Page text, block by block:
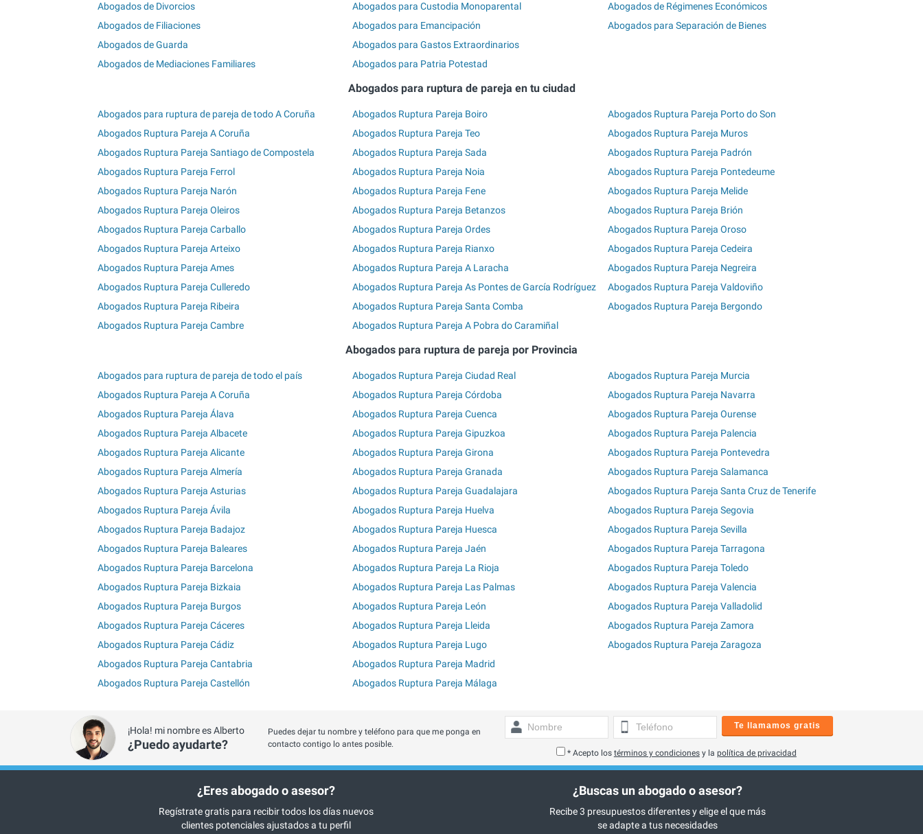
Abogados de Divorcios
Abogados de Filiaciones
Abogados de Guarda
Abogados de Mediaciones Familiares
Abogados para Custodia Monoparental
Abogados para Emancipación
Abogados para Gastos Extraordinarios
Abogados para Patria Potestad
Abogados de Régimenes Económicos
Abogados para Separación de Bienes
Abogados para ruptura de pareja en tu ciudad
Abogados para ruptura de pareja de todo A Coruña
Abogados Ruptura Pareja A Coruña
Abogados Ruptura Pareja Santiago de Compostela
Abogados Ruptura Pareja Ferrol
Abogados Ruptura Pareja Narón
Abogados Ruptura Pareja Oleiros
Abogados Ruptura Pareja Carballo
Abogados Ruptura Pareja Arteixo
Abogados Ruptura Pareja Ames
Abogados Ruptura Pareja Culleredo
Abogados Ruptura Pareja Ribeira
Abogados Ruptura Pareja Cambre
Abogados Ruptura Pareja Boiro
Abogados Ruptura Pareja Teo
Abogados Ruptura Pareja Sada
Abogados Ruptura Pareja Noia
Abogados Ruptura Pareja Fene
Abogados Ruptura Pareja Betanzos
Abogados Ruptura Pareja Ordes
Abogados Ruptura Pareja Rianxo
Abogados Ruptura Pareja A Laracha
Abogados Ruptura Pareja As Pontes de García Rodríguez
Abogados Ruptura Pareja Santa Comba
Abogados Ruptura Pareja A Pobra do Caramiñal
Abogados Ruptura Pareja Porto do Son
Abogados Ruptura Pareja Muros
Abogados Ruptura Pareja Padrón
Abogados Ruptura Pareja Pontedeume
Abogados Ruptura Pareja Melide
Abogados Ruptura Pareja Brión
Abogados Ruptura Pareja Oroso
Abogados Ruptura Pareja Cedeira
Abogados Ruptura Pareja Negreira
Abogados Ruptura Pareja Valdoviño
Abogados Ruptura Pareja Bergondo
Abogados para ruptura de pareja por Provincia
Abogados para ruptura de pareja de todo el país
Abogados Ruptura Pareja A Coruña
Abogados Ruptura Pareja Álava
Abogados Ruptura Pareja Albacete
Abogados Ruptura Pareja Alicante
Abogados Ruptura Pareja Almería
Abogados Ruptura Pareja Asturias
Abogados Ruptura Pareja Ávila
Abogados Ruptura Pareja Badajoz
Abogados Ruptura Pareja Baleares
Abogados Ruptura Pareja Barcelona
Abogados Ruptura Pareja Bizkaia
Abogados Ruptura Pareja Burgos
Abogados Ruptura Pareja Cáceres
Abogados Ruptura Pareja Cádiz
Abogados Ruptura Pareja Cantabria
Abogados Ruptura Pareja Castellón
Abogados Ruptura Pareja Ciudad Real
Abogados Ruptura Pareja Córdoba
Abogados Ruptura Pareja Cuenca
Abogados Ruptura Pareja Gipuzkoa
Abogados Ruptura Pareja Girona
Abogados Ruptura Pareja Granada
Abogados Ruptura Pareja Guadalajara
Abogados Ruptura Pareja Huelva
Abogados Ruptura Pareja Huesca
Abogados Ruptura Pareja Jaén
Abogados Ruptura Pareja La Rioja
Abogados Ruptura Pareja Las Palmas
Abogados Ruptura Pareja León
Abogados Ruptura Pareja Lleida
Abogados Ruptura Pareja Lugo
Abogados Ruptura Pareja Madrid
Abogados Ruptura Pareja Málaga
Abogados Ruptura Pareja Murcia
Abogados Ruptura Pareja Navarra
Abogados Ruptura Pareja Ourense
Abogados Ruptura Pareja Palencia
Abogados Ruptura Pareja Pontevedra
Abogados Ruptura Pareja Salamanca
Abogados Ruptura Pareja Santa Cruz de Tenerife
Abogados Ruptura Pareja Segovia
Abogados Ruptura Pareja Sevilla
Abogados Ruptura Pareja Tarragona
Abogados Ruptura Pareja Toledo
Abogados Ruptura Pareja Valencia
Abogados Ruptura Pareja Valladolid
Abogados Ruptura Pareja Zamora
Abogados Ruptura Pareja Zaragoza
¡Hola! mi nombre es Alberto
¿Puedo ayudarte?
Puedes dejar tu nombre y teléfono para que me ponga en
contacto contigo lo antes posible.
Te llamamos gratis
* Acepto los términos y condicionesy la política de privacidad
¿Eres abogado o asesor?
Regístrate gratis para recibir todos los días nuevos
clientes potenciales ajustados a tu perfil
¿Buscas un abogado o asesor?
Recibe 3 presupuestos diferentes y elige el que más
se adapte a tus necesidades